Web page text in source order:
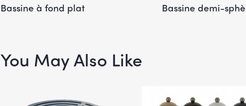
Bassine à fond plat Bassine demi-
You May Also Like